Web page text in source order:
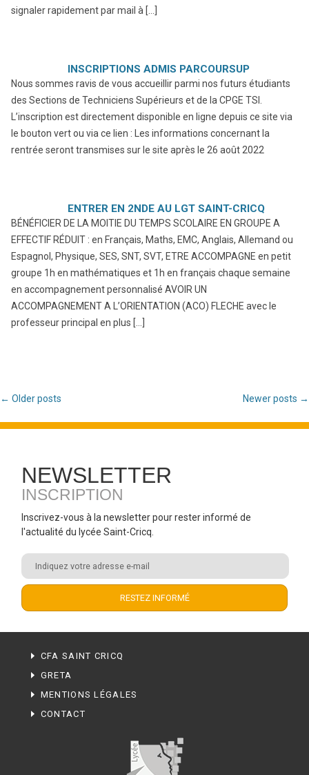
signaler rapidement par mail à […]
INSCRIPTIONS ADMIS PARCOURSUP
Nous sommes ravis de vous accueillir parmi nos futurs étudiants
des Sections de Techniciens Supérieurs et de la CPGE TSI.
L’inscription est directement disponible en ligne depuis ce site via
le bouton vert ou via ce lien : Les informations concernant la
rentrée seront transmises sur le site après le 26 août 2022
ENTRER EN 2NDE AU LGT SAINT-CRICQ
BÉNÉFICIER DE LA MOITIE DU TEMPS SCOLAIRE EN GROUPE A
EFFECTIF RÉDUIT : en Français, Maths, EMC, Anglais, Allemand ou
Espagnol, Physique, SES, SNT, SVT, ETRE ACCOMPAGNE en petit
groupe 1h en mathématiques et 1h en français chaque semaine
en accompagnement personnalisé AVOIR UN
ACCOMPAGNEMENT A L’ORIENTATION (ACO) FLECHE avec le
professeur principal en plus […]
Post navigation
← Older posts Newer posts →
NEWSLETTER
INSCRIPTION
Inscrivez-vous à la newsletter pour rester informé de
l'actualité du lycée Saint-Cricq.
CFA SAINT CRICQ
GRETA
MENTIONS LÉGALES
CONTACT